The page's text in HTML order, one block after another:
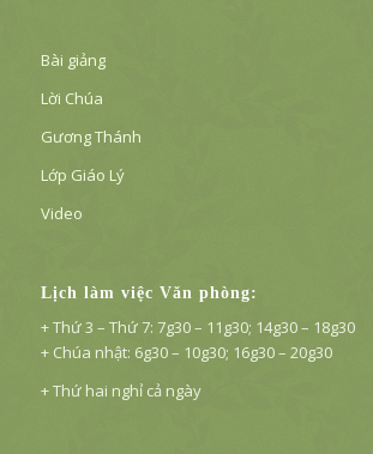
Bài giảng
Lời Chúa
Gương Thánh
Lớp Giáo Lý
Video
Lịch làm việc Văn phòng:
+ Thứ 3 – Thứ 7: 7g30 – 11g30; 14g30 – 18g30
+ Chúa nhật: 6g30 – 10g30; 16g30 – 20g30
+ Thứ hai nghỉ cả ngày